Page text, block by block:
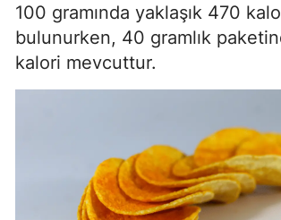
100 gramında yaklaşık 470
bulunurken, 40 gramlık
kalori mevcuttur.